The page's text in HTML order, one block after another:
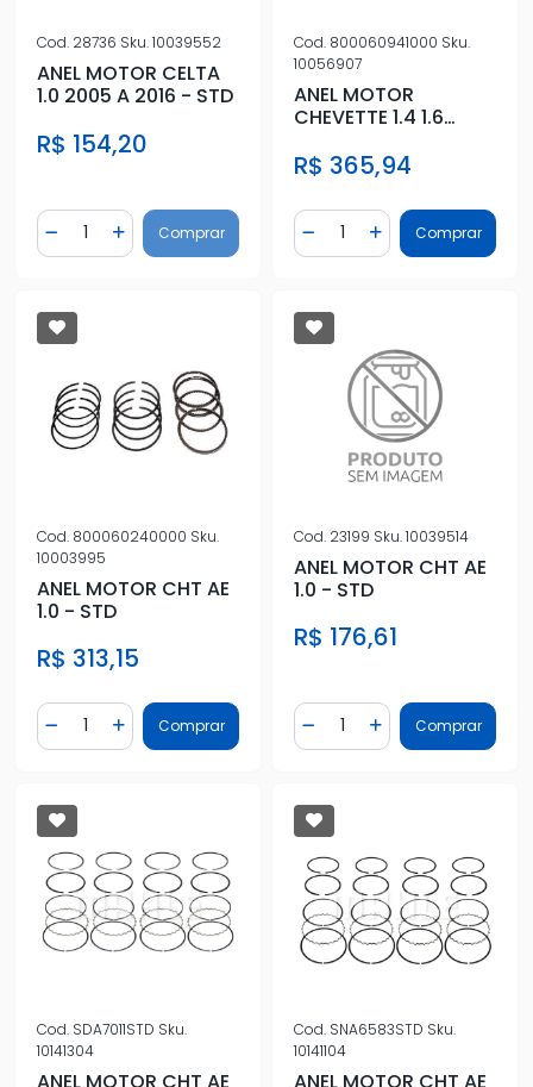
Cod. 28736 Sku.10039552
ANEL MOTOR CELTA
1.0 2005 A 2016 - STD
R$ 154,20
Diminuir Quantidade
Quantidade
Adicionar Quantidade
Comprar
Cod. 800060941000 Sku.
10056907
ANEL MOTOR
CHEVETTE 1.4 1.6
STD
R$ 365,94
Diminuir Quantidade
Quantidade
AdicionarComprar
Cod. 800060240000 Sku.
10003995
ANEL MOTOR CHT AE
1.0 - STD
R$ 313,15
Diminuir Quantidade
Quantidade
Adicionar Quantidade
Comprar
Cod. 23199 Sku.10039514
ANEL MOTOR CHT AE
1.0 - STD
R$ 176,61
Diminuir Quantidade
Quantidade
AdicionarComprar
Cod. SDA7011STD Sku.
10141304
ANEL MOTOR CHT AE
Cod. SNA6583STD Sku.
10141104
ANEL MOTOR CHT AE